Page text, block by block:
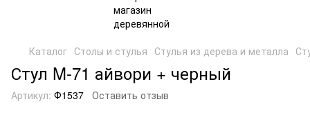
Каталог Столы и стулья Стулья из дерева и металла
Стул M-71 айвори + черный
Артикул: Ф1537 Оставить отзыв